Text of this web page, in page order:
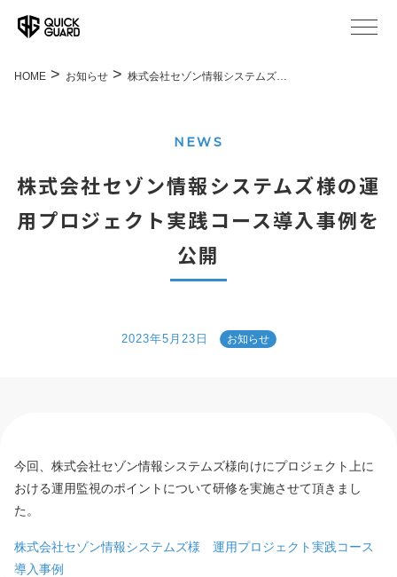
HOME お知らせ 株式会社セゾン情報システムズ…
NEWS
株式会社セゾン情報システムズ様の運
用プロジェクト実践コース導入事例を
公開
2023年5月23日 お知らせ
今回、株式会社セゾン情報システムズ様向けにプロジェクト上に
おける運用監視のポイントについて研修を実施させて頂きまし
た。
株式会社セゾン情報システムズ様 運用プロジェクト実践コース
導入事例